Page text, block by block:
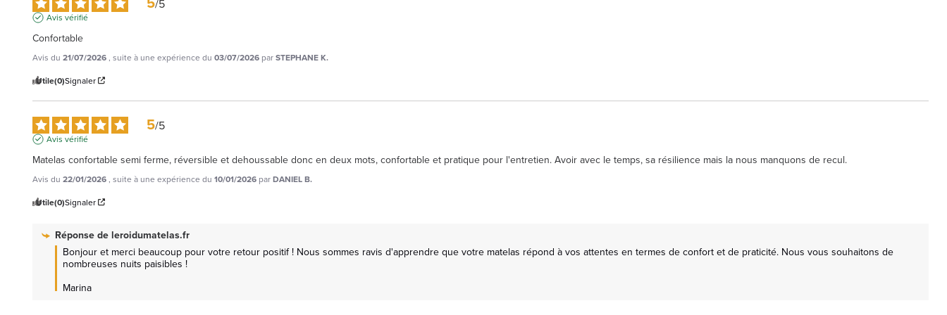
/5
Avis vérifié
Confortable
Avis du 21/07/2026, suite à une expérience du 03/07/2026 parSTEPHANE K.
Utile(0)Signaler
5/5
Avis vérifié
Matelas confortable semi ferme, réversible et dehoussable donc en deux mots, confortable et pratique pour l'entretien. Avoir avec le temps, sa résilience mais la nous manquons de recul.
Avis du 22/01/2026, suite à une expérience du 10/01/2026 parDANIEL B.
Utile(0)Signaler
Réponse deleroidumatelas.fr
Bonjour et merci beaucoup pour votre retour positif ! Nous sommes ravis d'apprendre que votre matelas répond à vos attentes en termes de confort et de praticité. Nous vous souhaitons de
nombreuses nuits paisibles !
Marina